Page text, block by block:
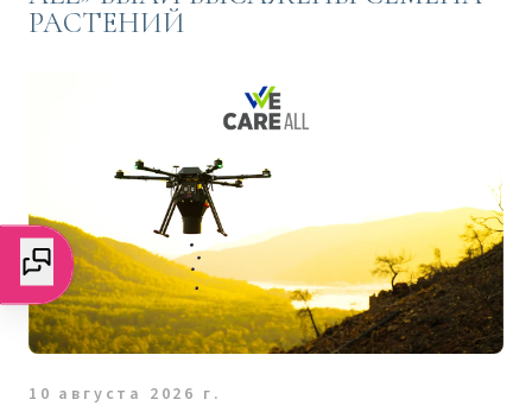
РАСТЕНИЙ
10 августа 2026 г.